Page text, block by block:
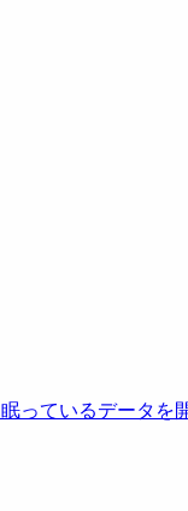
っているデータを